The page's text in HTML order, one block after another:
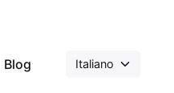
Blog